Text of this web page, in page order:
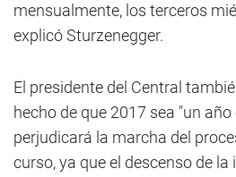
mensualmente, los terceros
explicó Sturzenegger.
El presidente del Central
hecho de que 2017 sea "un
perjudicará la marcha del
curso, ya que el descenso de